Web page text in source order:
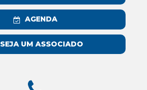
AGENDA
SEJA UM ASSOCIADO